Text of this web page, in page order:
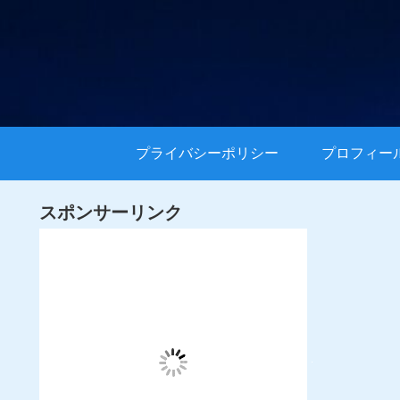
プライバシーポリシー プロフィー
スポンサーリンク